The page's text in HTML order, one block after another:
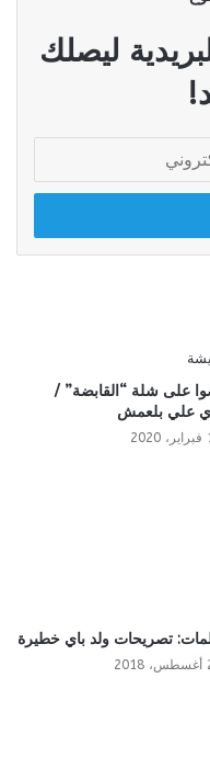
ليصلك
على شلة “القابضة” /
علي بلعمش
تصريحات ولد باي خطيرة